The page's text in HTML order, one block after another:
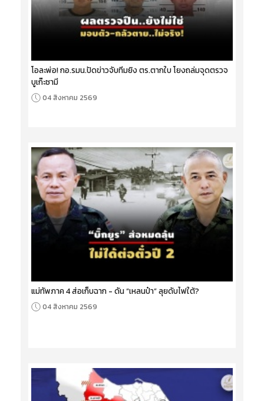
โอละพ่อ! กอ.รมน.ปัดข่าวจับทีมยิง ตร.ตากใบ โยงถล่มจุดตรวจ
บูเก๊ะซามี
04 สิงหาคม 2569
แม่ทัพภาค 4 ส่อเก็บฉาก - ดัน “เหลนป๋า” ลุยดับไฟใต้?
04 สิงหาคม 2569